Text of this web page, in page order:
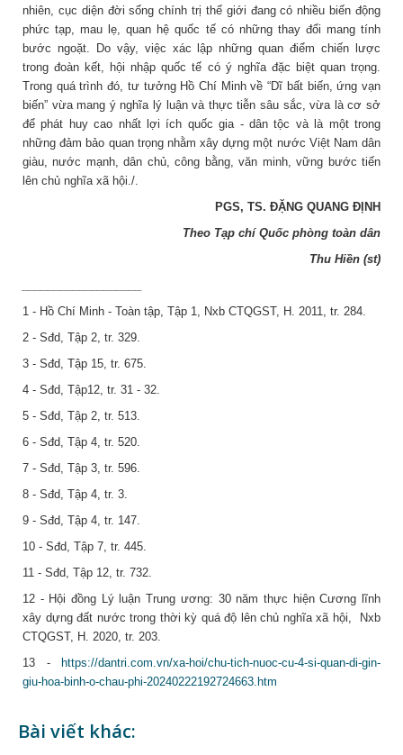
nhiên, cục diện đời sống chính trị thế giới đang có nhiều biến động
phức tạp, mau lẹ, quan hệ quốc tế có những thay đổi mang tính
bước ngoặt. Do vậy, việc xác lập những quan điểm chiến lược
trong đoàn kết, hội nhập quốc tế có ý nghĩa đặc biệt quan trọng.
Trong quá trình đó, tư tưởng Hồ Chí Minh về “Dĩ bất biến, ứng vạn
biến” vừa mang ý nghĩa lý luận và thực tiễn sâu sắc, vừa là cơ sở
để phát huy cao nhất lợi ích quốc gia - dân tộc và là một trong
những đảm bảo quan trọng nhằm xây dựng một nước Việt Nam dân
giàu, nước mạnh, dân chủ, công bằng, văn minh, vững bước tiến
lên chủ nghĩa xã hội./.
PGS, TS. ĐẶNG QUANG ĐỊNH
Theo Tạp chí Quốc phòng toàn dân
Thu Hiền (st)
1 - Hồ Chí Minh - Toàn tập, Tập 1, Nxb CTQGST, H. 2011, tr. 284.
2 - Sđd, Tập 2, tr. 329.
3 - Sđd, Tập 15, tr. 675.
4 - Sđd, Tập12, tr. 31 - 32.
5 - Sđd, Tập 2, tr. 513.
6 - Sđd, Tập 4, tr. 520.
7 - Sđd, Tập 3, tr. 596.
8 - Sđd, Tập 4, tr. 3.
9 - Sđd, Tập 4, tr. 147.
10 - Sđd, Tập 7, tr. 445.
11 - Sđd, Tập 12, tr. 732.
12 - Hội đồng Lý luận Trung ương: 30 năm thực hiện Cương lĩnh
xây dựng đất nước trong thời kỳ quá độ lên chủ nghĩa xã hội, Nxb
CTQGST, H. 2020, tr. 203.
13 -
https://dantri.com.vn/xa-hoi/chu-tich-nuoc-cu-4-si-quan-di-gin-
giu-hoa-binh-o-chau-phi-20240222192724663.htm
Bài viết khác: